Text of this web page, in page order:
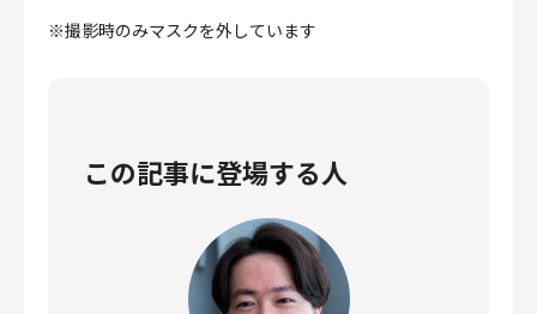
セキュリティ・プライバシー
※撮影時のみマスクを外しています
この記事に登場する人